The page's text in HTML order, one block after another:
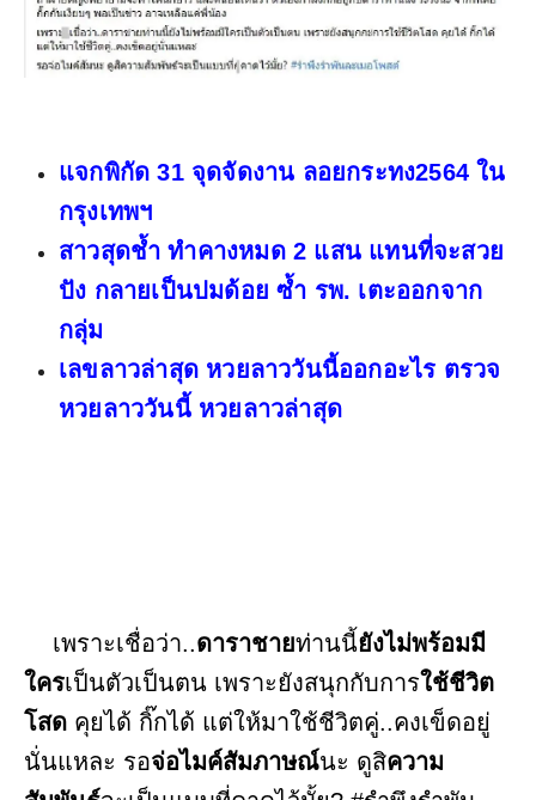
แจกพิกัด 31 จุดจัดงาน ลอยกระทง2564 ใน
กรุงเทพฯ
สาวสุดช้ำ ทำคางหมด 2 แสน แทนที่จะสวย
ปัง กลายเป็นปมด้อย ซ้ำ รพ. เตะออกจาก
กลุ่ม
เลขลาวล่าสุด หวยลาววันนี้ออกอะไร ตรวจ
หวยลาววันนี้ หวยลาวล่าสุด
เพราะเชื่อว่า..ดาราชายท่านนี้ยังไม่พร้อมมี
ใครเป็นตัวเป็นตน เพราะยังสนุกกับการใช้ชีวิต
โสด คุยได้ กิ๊กได้ แต่ให้มาใช้ชีวิตคู่..คงเข็ดอยู่
นั่นแหละ รอจ่อไมค์สัมภาษณ์นะ ดูสิความ